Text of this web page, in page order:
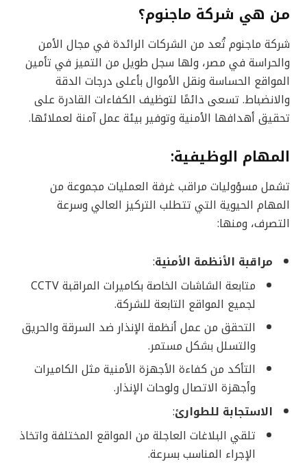
من هي شركة ماجنوم؟
شركة ماجنوم تُعد من الشركات الرائدة في مجال الأمن
والحراسة في مصر، ولها سجل طويل من التميز في تأمين
المواقع الحساسة ونقل الأموال بأعلى درجات الدقة
والانضباط. تسعى دائمًا لتوظيف الكفاءات القادرة على
تحقيق أهدافها الأمنية وتوفير بيئة عمل آمنة لعملائها.
المهام الوظيفية:
تشمل مسؤوليات مراقب غرفة العمليات مجموعة من
المهام الحيوية التي تتطلب التركيز العالي وسرعة
التصرف، ومنها:
مراقبة الأنظمة الأمنية:
متابعة الشاشات الخاصة بكاميرات المراقبة CCTV
لجميع المواقع التابعة للشركة.
التحقق من عمل أنظمة الإنذار ضد السرقة والحريق
والتسلل بشكل مستمر.
التأكد من كفاءة الأجهزة الأمنية مثل الكاميرات
وأجهزة الاتصال ولوحات الإنذار.
الاستجابة للطوارئ:
تلقي البلاغات العاجلة من المواقع المختلفة واتخاذ
الإجراء المناسب بسرعة.